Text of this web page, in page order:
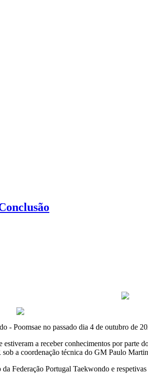
- Poomsae no passado dia 4 de outubro de
estiveram a receber conhecimentos por
a coordenação técnica do GM Paulo
Federação Portugal Taekwondo e